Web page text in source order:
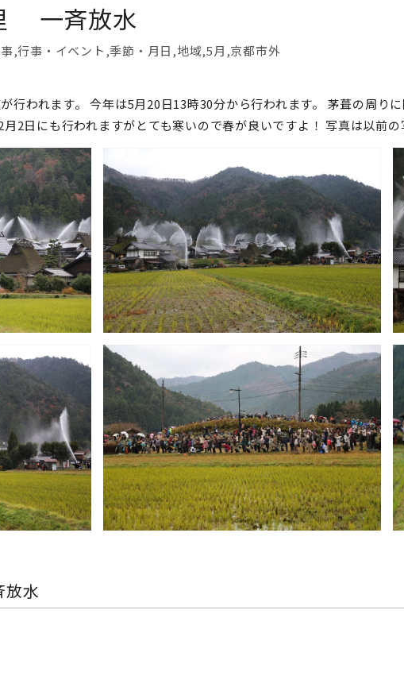
一斉放水
,行事・イベント ,季節・月日 ,地域,5月 ,京都市外
行われます。 今年は5月20日13時30分から行われます。 茅葺の周り
2日にも行われますがとても寒いので春が良いですよ！ 写真は以前の
水